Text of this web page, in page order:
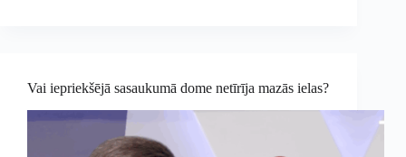
Vai iepriekšējā sasaukumā dome netīrīja mazās ielas?